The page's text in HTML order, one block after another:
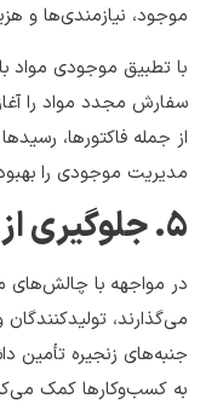
موجود، نیازمندی‌ها و
با تطبیق موجودی مواد
سفارش مجدد مواد را
از جمله فاکتورها،
مدیریت موجودی را
5. جلوگیری از تنگناهای تولید
در مواجهه با چالش‌های
می‌گذارند،
جنبه‌های زنجیره تأمین
به کسب‌وکارها کمک